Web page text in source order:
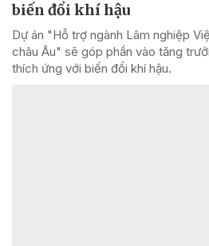
biến đổi khí hậu
Dự án "Hỗ trợ ngành Lâm nghiệp
châu Âu" sẽ góp phần vào tăng
thích ứng với biến đổi khí hậu.